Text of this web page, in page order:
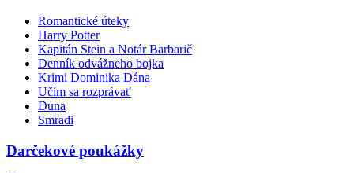
Romantické úteky
Harry Potter
Kapitán Stein a Notár Barbarič
Denník odvážneho bojka
Krimi Dominika Dána
Učím sa rozprávať
Duna
Smradi
Darčekové poukážky